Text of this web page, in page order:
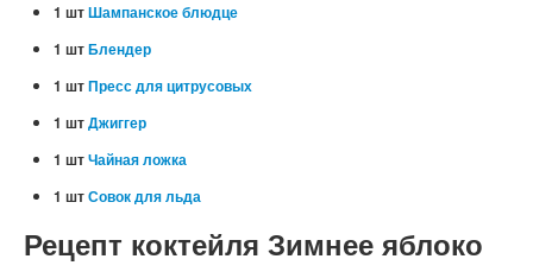
1 штШампанское блюдце
1 штБлендер
1 штПресс для цитрусовых
1 штДжиггер
1 штЧайная ложка
1 штСовок для льда
Рецепт коктейля Зимнее яблоко